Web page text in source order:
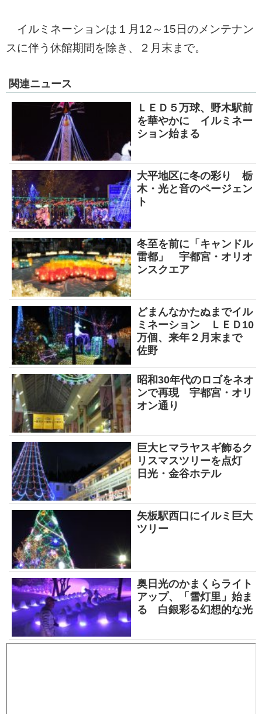
イルミネーションは１月12～15日のメンテナン
スに伴う休館期間を除き、２月末まで。
関連ニュース
ＬＥＤ５万球、野木駅前
を華やかに イルミネー
ション始まる
大平地区に冬の彩り 栃
木・光と音のページェン
ト
冬至を前に「キャンドル
雷都」 宇都宮・オリオ
ンスクエア
どまんなかたぬまでイル
ミネーション ＬＥＤ10
万個、来年２月末まで
佐野
昭和30年代のロゴをネオ
ンで再現 宇都宮・オリ
オン通り
巨大ヒマラヤスギ飾るク
リスマスツリーを点灯
日光・金谷ホテル
矢板駅西口にイルミ巨大
ツリー
奥日光のかまくらライト
アップ、「雪灯里」始ま
る 白銀彩る幻想的な光